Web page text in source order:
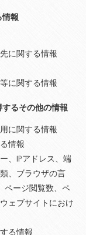
情報
に関する情報
に関する情報
るその他の情報
に関する情報
情報
、IPアドレス、端
、ブラウザの言
ページ閲覧数、ペ
ェブサイトにおけ
る情報